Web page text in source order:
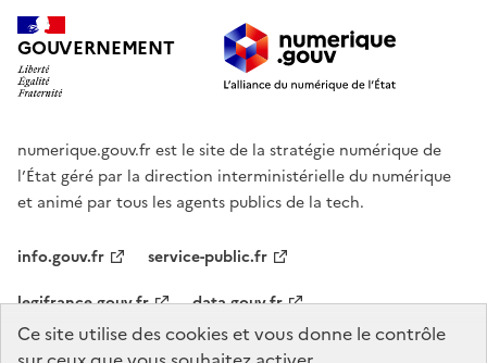
GOUVERNEMENT
numerique.gouv.fr est le site de la stratégie numérique de
l’État géré par la direction interministérielle du numérique
et animé par tous les agents publics de la tech.
info.gouv.fr
service-public.fr
legifrance.gouv.fr
data.gouv.fr
Ce site utilise des cookies et vous donne le contrôle